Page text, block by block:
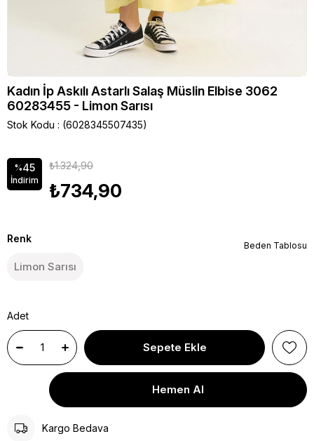
Kadın İp Askılı Astarlı Salaş Müslin Elbise 3062
60283455 - Limon Sarısı
Stok Kodu (6028345507435)
%45
İndirim
₺1.324,90
₺734,90
Renk
Limon Sarısı
Beden Tablosu
Adet
Kargo Bedava